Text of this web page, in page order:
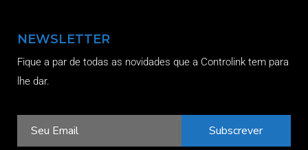
NEWSLETTER
Fique a par de todas as novidades que a Controlink tem para
lhe dar.
Subscrever